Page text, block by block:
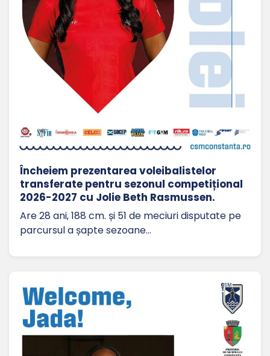
Încheiem prezentarea voleibalistelor
transferate pentru sezonul competițional
2026-2027 cu Jolie Beth Rasmussen.
Are 28 ani, 188 cm. și 51 de meciuri disputate pe
parcursul a șapte sezoane…